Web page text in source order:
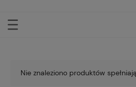
Nie znaleziono produktów